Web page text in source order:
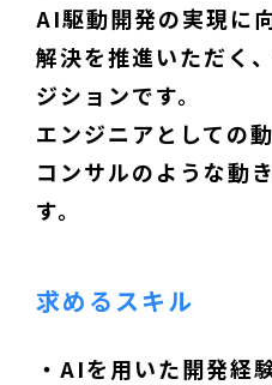
AI駆動開発の実現に
解決を推進いただく
ジションです。
エンジニアとしての
コンサルのような動
す。
求めるスキル
・AIを用いた開発経